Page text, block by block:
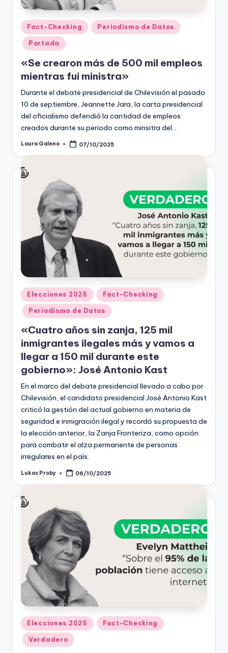
Publicado
en
Fact-Checking Periodismo de Datos
Portada
«Se crearon más de 500 mil empleos
mientras fui ministra»
Durante el debate presidencial de Chilevisión el pasado
10 de septiembre, Jeannette Jara, la carta presidencial
del oficialismo defendió la cantidad de empleos
creados durante su periodo como minsitra del…
Publicado
Laura Galeno 07/10/2025
Publicado
en
Elecciones 2025 Fact-Checking
Periodismo de Datos
«Cuatro años sin zanja, 125 mil
inmigrantes ilegales más y vamos a
llegar a 150 mil durante este
gobierno»: José Antonio Kast
En el marco del debate presidencial llevado a cabo por
Chilevisión, el candidato presidencial José Antonio Kast
criticó la gestión del actual gobierno en materia de
seguridad e inmigración ilegal y recordó su propuesta de
la elección anterior, la Zanja Fronteriza, como opción
para combatir el alza permanente de personas
irregulares en el país.
Publicado
Lukas Proby 06/10/2025
Publicado
en
Elecciones 2025 Fact-Checking
Verdadero